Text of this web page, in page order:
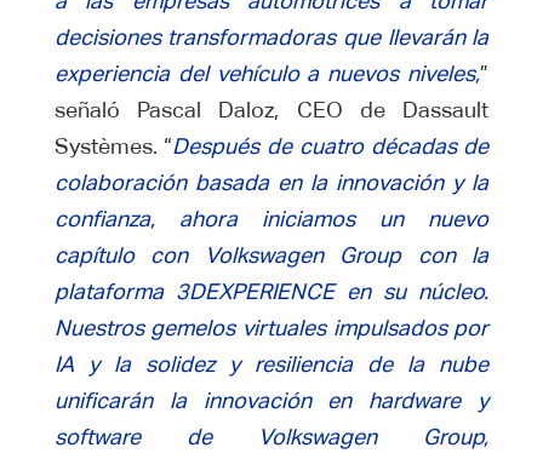
decisiones transformadoras que llevarán la
experiencia del vehículo a nuevos niveles,”
señaló Pascal Daloz, CEO de Dassault
Systèmes. “Después de cuatro décadas de
colaboración basada en la innovación y la
confianza, ahora iniciamos un nuevo
capítulo con Volkswagen Group con la
plataforma 3DEXPERIENCE en su núcleo.
Nuestros gemelos virtuales impulsados por
IA y la solidez y resiliencia de la nube
unificarán la innovación en hardware y
software de Volkswagen Group,